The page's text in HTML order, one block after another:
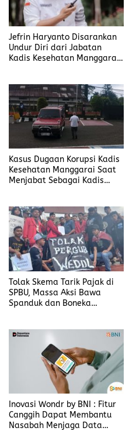
Jefrin Haryanto Disarankan
Undur Diri dari Jabatan
Kadis Kesehatan Manggarai,
Kasus Dugaan Korupsi Kadis
Kesehatan Manggarai Saat
Menjabat Sebagai Kadis
Tolak Skema Tarik Pajak di
SPBU, Massa Aksi Bawa
Spanduk dan Boneka
Gubernur NTT Melki Laka
Inovasi Wondr by BNI : Fitur
Canggih Dapat Membantu
Nasabah Menjaga Data